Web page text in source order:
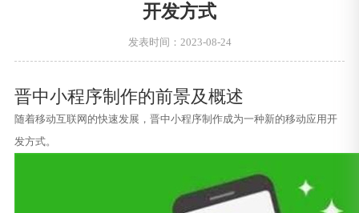
开发方式
发表时间：2023-08-24
晋中小程序制作的前景及概述
随着移动互联网的快速发展，晋中小程序制作成为一种新的移动应用开
发方式。